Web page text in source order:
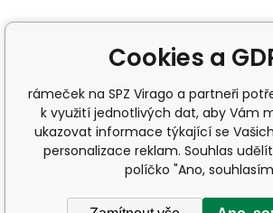
Cookies a
rámeček na SPZ Virago a partneři
k využití jednotlivých dat, aby Vám
ukazovat informace týkající se
personalizace reklam. Souhlas
políčko "Ano,